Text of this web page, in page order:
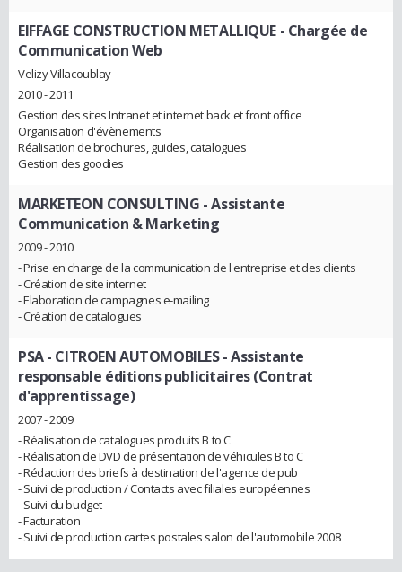
EIFFAGE CONSTRUCTION METALLIQUE- Chargée de
Communication Web
Velizy Villacoublay
2010 - 2011
Gestion des sites Intranet et internet back et front office
Organisation d'évènements
Réalisation de brochures, guides, catalogues
Gestion des goodies
MARKETEON CONSULTING - Assistante
Communication & Marketing
2009 - 2010
- Prise en charge de la communication de l'entreprise et des clients
- Création de site internet
- Elaboration de campagnes e-mailing
- Création de catalogues
PSA - CITROEN AUTOMOBILES- Assistante
responsable éditions publicitaires (Contrat
d'apprentissage)
2007 - 2009
- Réalisation de catalogues produits B to C
- Réalisation de DVD de présentation de véhicules B to C
- Rédaction des briefs à destination de l'agence de pub
- Suivi de production / Contacts avec filiales européennes
- Suivi du budget
- Facturation
- Suivi de production cartes postales salon de l'automobile 2008